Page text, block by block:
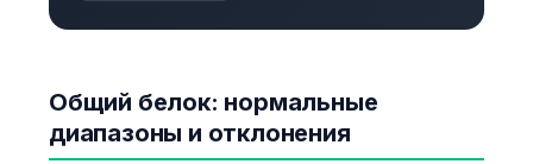
Общий белок: нормальные
диапазоны и отклонения